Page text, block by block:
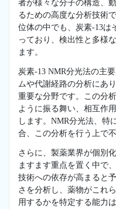
者が様々な分子の構造、
るための高度な分析技術
位体の中でも、炭素-13は
っており、検出性と多様
ます。
炭素-13 NMR分光法の主
ムや代謝経路の分析にあ
重要な分野です。この分
ように振る舞い、相互作
します。NMR分光法、特
合、この分析を行う上で不
さらに、製薬業界が個別
ますます重点を置く中で
技術への依存が高まると
さを分析し、薬物がこれ
用するかを特定する能力